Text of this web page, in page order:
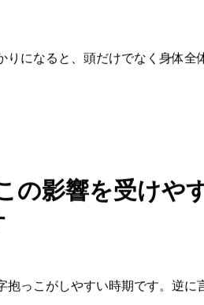
になると、頭だけでなく身体全
の影響を受けや
っこがしやすい時期です。逆に